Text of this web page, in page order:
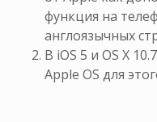
функция на
англоязычных
В iOS 5 и OS X
Apple OS для